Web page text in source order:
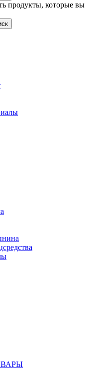
продукты, которые вы